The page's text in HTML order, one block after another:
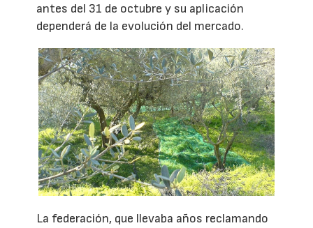
antes del 31 de octubre y su aplicación
dependerá de la evolución del mercado.
La federación, que llevaba años reclamando